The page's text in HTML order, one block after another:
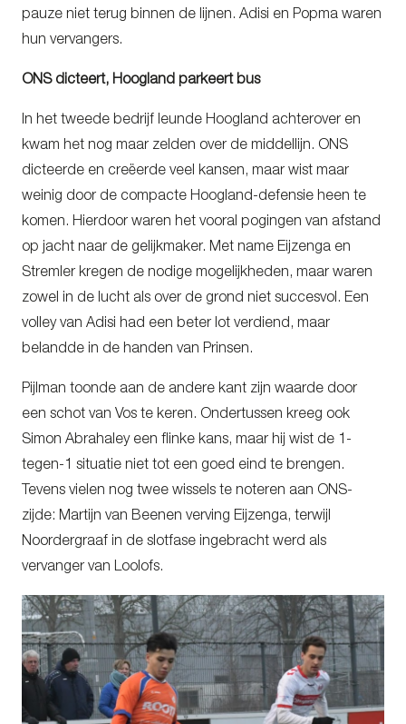
pauze niet terug binnen de lijnen. Adisi en Popma waren
hun vervangers.
ONS dicteert, Hoogland parkeert bus
In het tweede bedrijf leunde Hoogland achterover en
kwam het nog maar zelden over de middellijn. ONS
dicteerde en creëerde veel kansen, maar wist maar
weinig door de compacte Hoogland-defensie heen te
komen. Hierdoor waren het vooral pogingen van afstand
op jacht naar de gelijkmaker. Met name Eijzenga en
Stremler kregen de nodige mogelijkheden, maar waren
zowel in de lucht als over de grond niet succesvol. Een
volley van Adisi had een beter lot verdiend, maar
belandde in de handen van Prinsen.
Pijlman toonde aan de andere kant zijn waarde door
een schot van Vos te keren. Ondertussen kreeg ook
Simon Abrahaley een flinke kans, maar hij wist de 1-
tegen-1 situatie niet tot een goed eind te brengen.
Tevens vielen nog twee wissels te noteren aan ONS-
zijde: Martijn van Beenen verving Eijzenga, terwijl
Noordergraaf in de slotfase ingebracht werd als
vervanger van Loolofs.